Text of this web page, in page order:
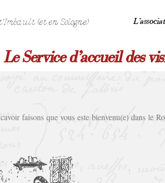
(et en Sologne)
Le Service d’accueil des
faisons que vous este bienvenu(e) dans le